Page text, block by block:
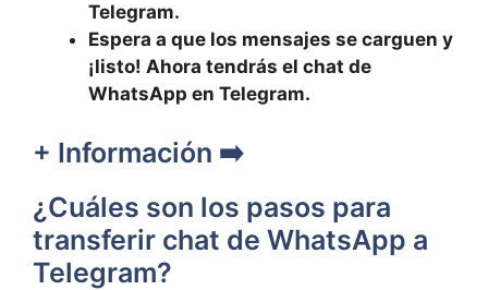
Telegram.
Espera‌ a que los mensajes⁣ se carguen y⁤
¡listo!​ Ahora tendrás el​ chat de
WhatsApp en Telegram.
+ Información ➡️
¿Cuáles son los ⁤pasos para
⁢transferir ⁢chat de WhatsApp a
Telegram?